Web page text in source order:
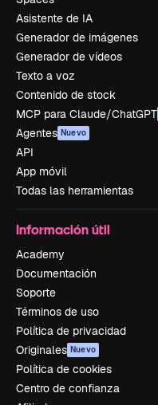
Asistente de IA
Generador de imágenes
Generador de vídeos
Texto a voz
Contenido de stock
MCP para Claude/ChatGPT
Agentes Nuevo
API
App móvil
Todas las herramientas
Información útil
Academy
Documentación
Soporte
Términos de uso
Política de privacidad
Originales Nuevo
Política de cookies
Centro de confianza